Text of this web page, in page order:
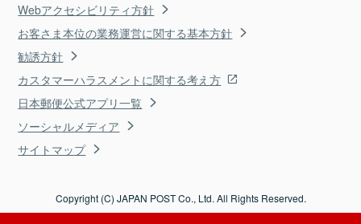
Webアクセシビリティ方針
お客さま本位の業務運営に関する基本方針
勧誘方針
カスタマーハラスメントに関する考え方
日本郵便公式アプリ一覧
ソーシャルメディア
サイトマップ
Copyright (C) JAPAN POST Co., Ltd. All Rights Reserved.